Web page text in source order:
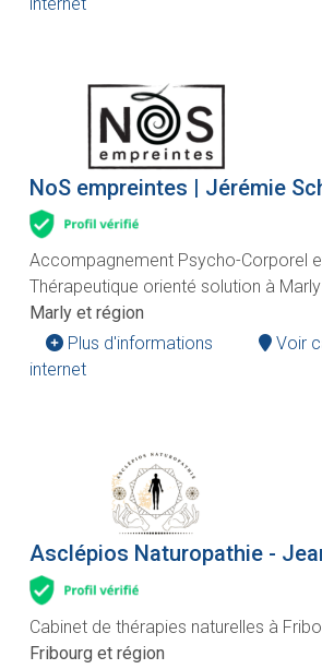
NoS empreintes | Jérémie
Accompagnement Psycho-Corporel
Thérapeutique orienté solution à Marly
Marly et région
Plus d'informations
Voir
internet
Asclépios Naturopathie -
Cabinet de thérapies naturelles à
Fribourg et région